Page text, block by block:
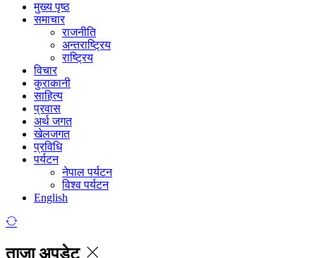
मुख्य पृष्ठ
समाचार
राजनीति
अन्तराष्ट्रिय
राष्ट्रिय
विचार
कुराकानी
साहित्य
प्रवास
अर्थ जगत
खेलजगत
प्रविधि
पर्यटन
नेपाल पर्यटन
विश्व पर्यटन
English
ताजा अपडेट